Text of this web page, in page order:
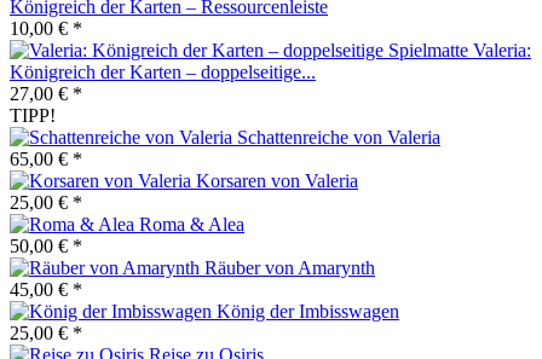
Königreich der Karten – Ressourcenleiste
10,00 € *
Valeria:
Königreich der Karten – doppelseitige...
27,00 € *
TIPP!
Schattenreiche von Valeria
65,00 € *
Korsaren von Valeria
25,00 € *
Roma & Alea
50,00 € *
Räuber von Amarynth
45,00 € *
König der Imbisswagen
25,00 € *